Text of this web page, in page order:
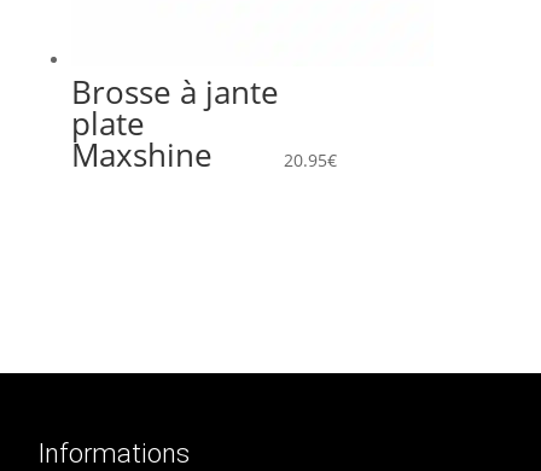
Brosse à jante
plate
Maxshine 20.95€
Informations